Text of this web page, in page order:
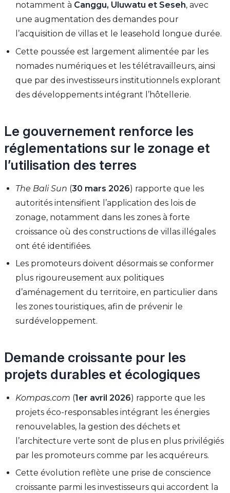
notamment à Canggu, Uluwatu et Seseh, avec
une augmentation des demandes pour
l’acquisition de villas et le leasehold longue durée.
Cette poussée est largement alimentée par les
nomades numériques et les télétravailleurs, ainsi
que par des investisseurs institutionnels explorant
des développements intégrant l’hôtellerie.
Le gouvernement renforce les
réglementations sur le zonage et
l’utilisation des terres
The Bali Sun (30 mars 2026) rapporte que les
autorités intensifient l’application des lois de
zonage, notamment dans les zones à forte
croissance où des constructions de villas illégales
ont été identifiées.
Les promoteurs doivent désormais se conformer
plus rigoureusement aux politiques
d’aménagement du territoire, en particulier dans
les zones touristiques, afin de prévenir le
surdéveloppement.
Demande croissante pour les
projets durables et écologiques
Kompas.com (1er avril 2026) rapporte que les
projets éco-responsables intégrant les énergies
renouvelables, la gestion des déchets et
l’architecture verte sont de plus en plus privilégiés
par les promoteurs comme par les acquéreurs.
Cette évolution reflète une prise de conscience
croissante parmi les investisseurs qui accordent la